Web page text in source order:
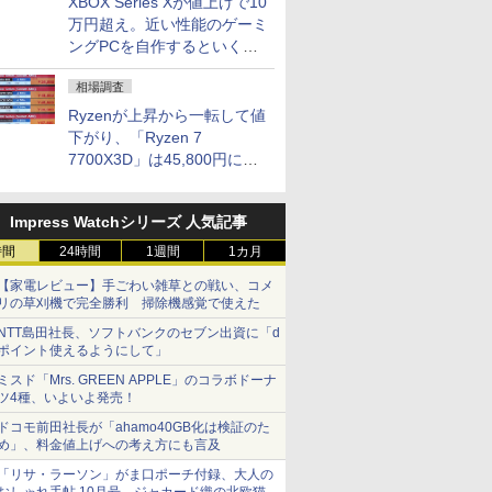
万円超え。近い性能のゲーミ
ングPCを自作するといくら
になる？
相場調査
Ryzenが上昇から一転して値
下がり、「Ryzen 7
7700X3D」は45,800円に急
との価格逆転解消 [8月前半の
CPU価格]
Impress Watchシリーズ 人気記事
24時間 1週間 1カ月
家電レビュー】手ごわい雑草との戦い、コメ
の草刈機で完全勝利 掃除機感覚で使えた
島田社長、ソフトバンクのセブン出資に「d
イント使えるようにして」
スド「Mrs. GREEN APPLE」のコラボドーナ
4種、いよいよ発売！
コモ前田社長が「ahamo40GB化は検証のた
」、料金値上げへの考え方にも言及
リサ・ラーソン」がま口ポーチ付録、大人の